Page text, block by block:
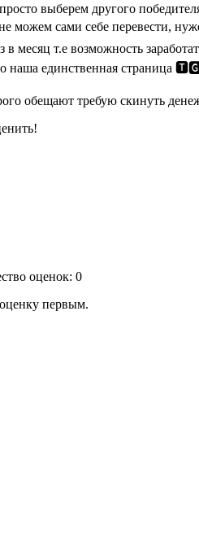
выберем другого
сами себе перевести,
в месяц т.е возможность
наша единственная страница
обещают требую скинуть
оценок: 0
первым.